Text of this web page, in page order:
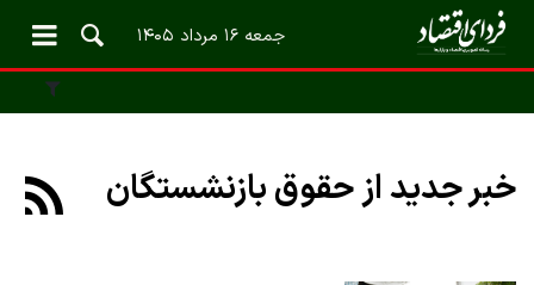
جمعه ۱۶ مرداد ۱۴۰۵
خبر جدید از حقوق بازنشستگان